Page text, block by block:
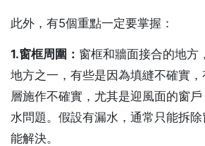
此外，有5個重點一定要掌握：
1.窗框周圍： 窗框和牆面接合的地方
地方之一，有些是因為填縫不確實
層施作不確實，尤其是迎風面的窗
水問題。假設有漏水，通常只能拆
能解決。